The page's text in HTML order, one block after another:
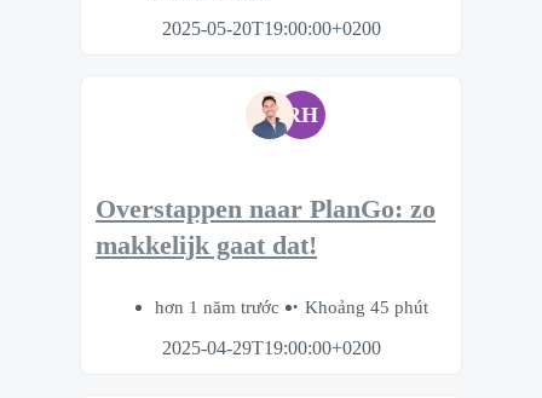
2025-05-20T19:00:00+0200
RH
Overstappen naar PlanGo: zo
makkelijk gaat dat!
hơn 1 năm trước
Khoảng 45 phút
2025-04-29T19:00:00+0200